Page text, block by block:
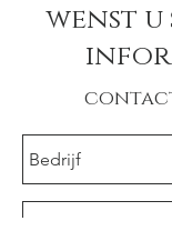
wenst